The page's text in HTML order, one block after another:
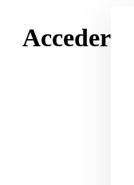
Acceder